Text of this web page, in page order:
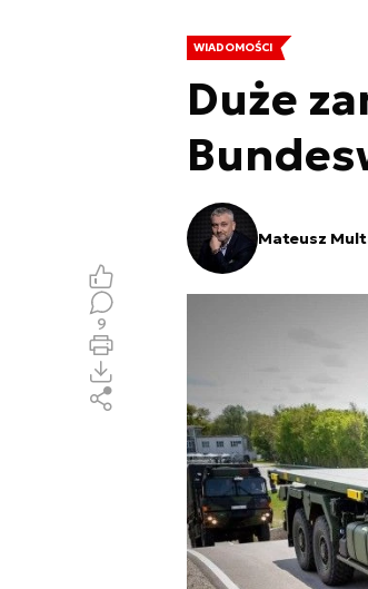
WIADOMOŚCI
Duże
Mateusz
9